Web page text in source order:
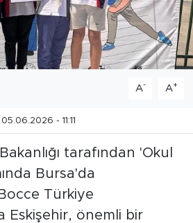
A- A+
05.06.2026 - 11:11
tarafından 'Okul
Bursa'da
Türkiye
Eskişehir, önemli bir